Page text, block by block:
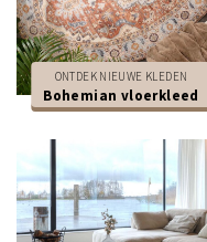
ONTDEK NIEUWE KLEDEN
Bohemian vloerkleed